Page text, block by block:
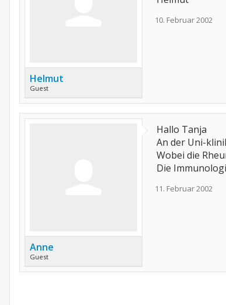
Helmut
Guest
10. Februar 2002
Anne
Guest
Hallo Tanja
An der Uni-
Wobei die
Die
11. Februar 2002